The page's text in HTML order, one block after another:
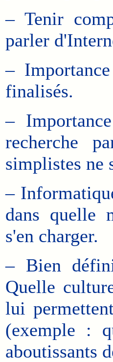
– Tenir
parler
–
finalisés.
–
recherche
simplistes ne
–
dans quelle
s'en charger.
– Bien
Quelle
lui
(exemple :
aboutissants